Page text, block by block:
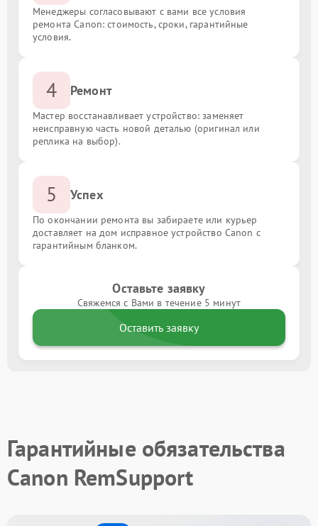
Менеджеры согласовывают с вами все условия
ремонта Canon: стоимость, сроки, гарантийные
условия.
4 Ремонт
Мастер восстанавливает устройство: заменяет
неисправную часть новой деталью (оригинал или
реплика на выбор).
5 Успех
По окончании ремонта вы забираете или курьер
доставляет на дом исправное устройство Canon с
гарантийным бланком.
Оставьте заявку
Свяжемся с Вами в течение 5 минут
Оставить заявку
Гарантийные обязательства
Canon RemSupport